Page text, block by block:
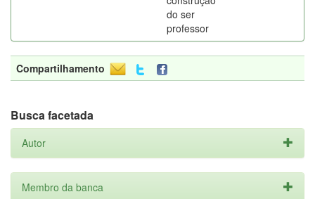
do ser
professor
Compartilhamento
Busca facetada
Autor
Membro da banca